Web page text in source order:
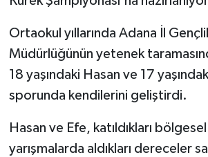
Ortaokul yıllarında Adana İl
Müdürlüğünün yetenek
18 yaşındaki Hasan ve 17
sporunda kendilerini geliştirdi.
Hasan ve Efe, katıldıkları bölgesel
yarışmalarda aldıkları dereceler